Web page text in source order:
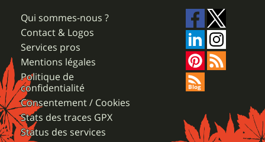
Qui sommes-nous ?
Contact & Logos
Services pros
Mentions légales
Politique de
confidentialité
Consentement / Cookies
Stats des traces GPX
Status des services